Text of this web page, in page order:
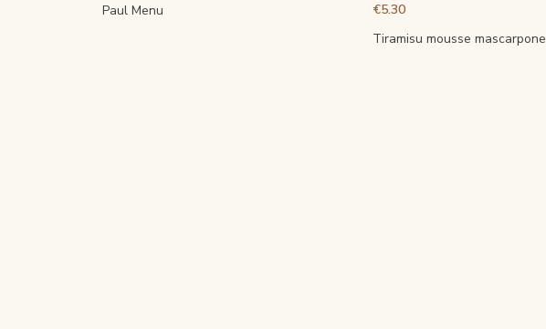
Paul Menu
€5.30
Tiramisu mousse mascarpone